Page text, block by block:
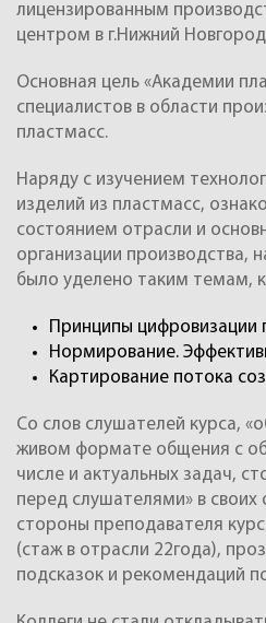
лицензированным
центром в г.Нижний
Основная цель «Академии
специалистов в области
пластмасс.
Наряду с изучением
изделий из пластмасс,
состоянием отрасли и
организации производства,
было уделено таким темам,
Принципы цифровизации
Нормирование.
Картирование потока
Со слов слушателей курса,
живом формате общения с
числе и актуальных задач,
перед слушателями» в своих
стороны преподавателя
(стаж в отрасли 22года),
подсказок и рекомендаций